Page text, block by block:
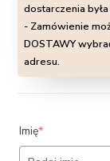
dostarczenia
- Zamówienie
DOSTAWY
adresu.
Imię*(required)